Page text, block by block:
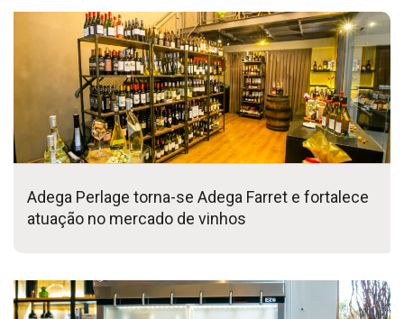
Adega Perlage torna-se Adega Farret e fortalece
atuação no mercado de vinhos